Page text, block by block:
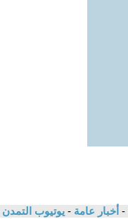
- أخبار عامة - يوتيوب التمدن